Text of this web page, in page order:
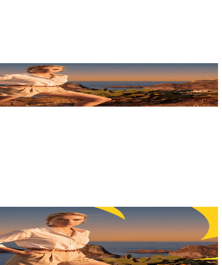
troverai incredibili sconti sui prezzi outlet.